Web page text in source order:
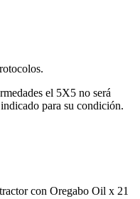
el 5X5 no será
para su condición.
con Oregabo Oil x 21